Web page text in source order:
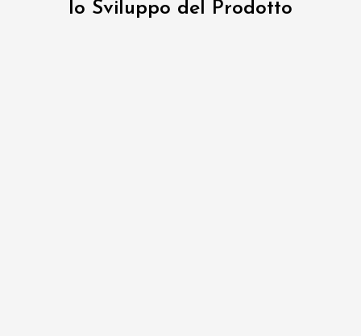
lo Sviluppo del Prodotto